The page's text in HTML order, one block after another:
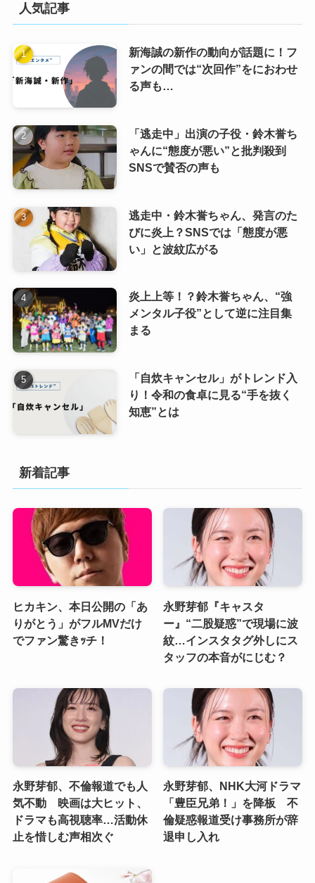
人気記事
新海誠の新作の動向が話題に！フ
ァンの間では“次回作”をにおわせ
る声も…
「逃走中」出演の子役・鈴木誉ち
ゃんに“態度が悪い”と批判殺到
SNSで賛否の声も
逃走中・鈴木誉ちゃん、発言のた
びに炎上？SNSでは「態度が悪
い」と波紋広がる
炎上上等！？鈴木誉ちゃん、“強
メンタル子役”として逆に注目集
まる
「自炊キャンセル」がトレンド入
り！令和の食卓に見る“手を抜く
知恵”とは
新着記事
ヒカキン、本日公開の「あ
りがとう」がフルMVだけ
でファン驚きｯチ！
永野芽郁『キャスタ
ー』“二股疑惑”で現場に波
紋…インスタタグ外しにス
タッフの本音がにじむ？
永野芽郁、不倫報道でも人
気不動 映画は大ヒット、
ドラマも高視聴率…活動休
止を惜しむ声相次ぐ
永野芽郁、NHK大河ドラマ
「豊臣兄弟！」を降板 不
倫疑惑報道受け事務所が辞
退申し入れ